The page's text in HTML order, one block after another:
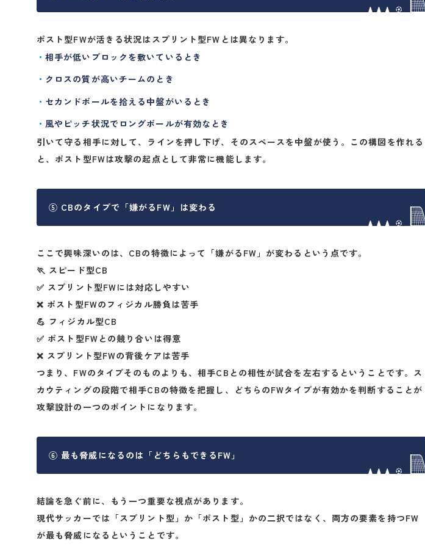
ポスト型FWが活きる状況はスプリント型FWとは異なります。
相手が低いブロックを敷いているとき
クロスの質が高いチームのとき
セカンドボールを拾える中盤がいるとき
風やピッチ状況でロングボールが有効なとき
引いて守る相手に対して、ラインを押し下げ、そのスペースを中盤が使う。この構図を作れる
と、ポスト型FWは攻撃の起点として非常に機能します。
⑤ CBのタイプで「嫌がるFW」は変わる
ここで興味深いのは、 CBの特徴によって「嫌がるFW」が変わる という点です。
🏃 スピード型CB
✅ スプリント型FWには対応しやすい
❌ ポスト型FWのフィジカル勝負は苦手
💪 フィジカル型CB
✅ ポスト型FWとの競り合いは得意
❌ スプリント型FWの背後ケアは苦手
つまり、 FWのタイプそのものよりも、相手CBとの相性が試合を左右する ということです。ス
カウティングの段階で相手CBの特徴を把握し、どちらのFWタイプが有効かを判断することが
攻撃設計の一つのポイントになります。
⑥ 最も脅威になるのは「どちらもできるFW」
結論を急ぐ前に、もう一つ重要な視点があります。
現代サッカーでは「スプリント型」か「ポスト型」かの二択ではなく、 両方の要素を持つFW
が最も脅威になる ということです。